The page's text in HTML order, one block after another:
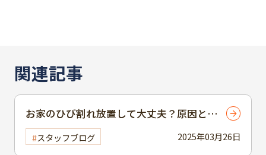
関連記事
2025年03月26日
お家のひび割れ放置して大丈夫？原因とリ
スクをプロが徹底解説【市川市でお住まい
の皆様へ】
スタッフブログ